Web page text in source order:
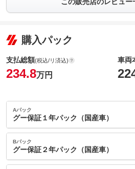
購入パック
支払総額(税込/リ済込)
234.8万円
車両
Aパック
グー保証１年パック（国産車）
内：オプシ
ョン価格
(税込)
車両本体価
224.8万円
Bパック
グー保証２年パック（国産車）
内：オプシ